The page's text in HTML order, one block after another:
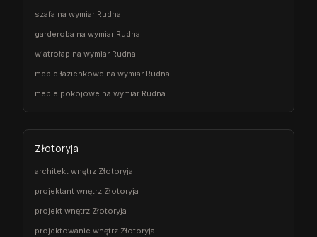
szafa na wymiar Rudna
garderoba na wymiar Rudna
wiatrołap na wymiar Rudna
meble łazienkowe na wymiar Rudna
meble pokojowe na wymiar Rudna
Złotoryja
architekt wnętrz Złotoryja
projektant wnętrz Złotoryja
projekt wnętrz Złotoryja
projektowanie wnętrz Złotoryja